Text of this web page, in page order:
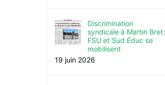
Discrimination
syndicale à Martin Bret:
FSU et Sud Éduc se
mobilisent
19 juin 2026